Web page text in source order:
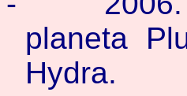
planeta
Hydra.